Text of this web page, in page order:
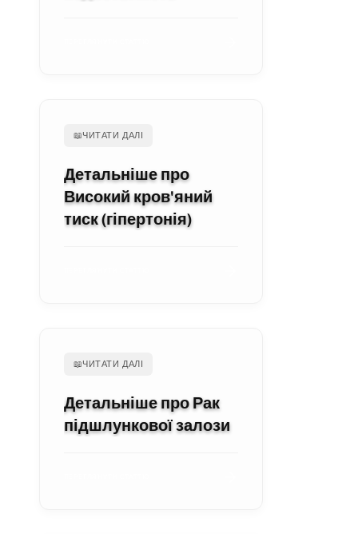
📖ЧИТАТИ ДАЛІ
Детальніше про
Високий кров'яний
тиск (гіпертонія)
📖ЧИТАТИ ДАЛІ
Детальніше про Рак
підшлункової залози